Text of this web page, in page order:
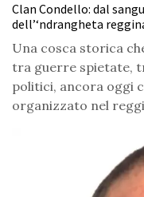
Clan Condello: dal
dell’‘ndrangheta
Una cosca storica
tra guerre spietate,
politici, ancora oggi
organizzato nel